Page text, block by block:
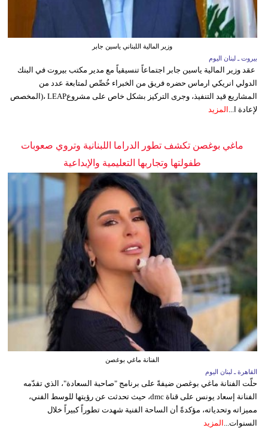
وزير المالية اللبناني ياسين جابر
بيروت ـ لبنان اليوم
عقد وزير المالية ياسين جابر اجتماعاً تنسيقياً مع مدير مكتب بيروت في البنك
الدولي انريكي ارماس حضره فريق من الخبراء خُصِّص لمتابعة عدد من
المشاريع قيد التنفيذ، وجرى التركيز بشكل خاص على مشروعLEAP ،(المخصص
لإعادة ا...
المزيد
ماغي بوغصن تكشف تطور الدراما اللبنانية وتروي صعوبات
طفولتها وتجاربها التعليمية والإبداعية
الفنانة ماغي بوغصن
القاهرة ـ لبنان اليوم
حلّت الفنانة ماغي بوغصن ضيفةً على برنامج "صاحبة السعادة"، الذي تقدّمه
الفنانة إسعاد يونس على قناة dmc، حيث تحدثت عن رؤيتها للوسط الفني،
مميزاته وتحدياته، مؤكدةً أن الساحة الفنية شهدت تطوراً كبيراً خلال
السنوات... المزيد